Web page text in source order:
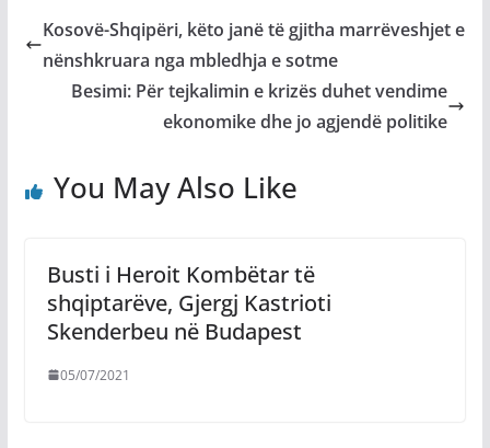
Kosovë-Shqipëri, këto janë të gjitha marrëveshjet e
nënshkruara nga mbledhja e sotme
Besimi: Për tejkalimin e krizës duhet vendime
ekonomike dhe jo agjendë politike
You May Also Like
Busti i Heroit Kombëtar të
shqiptarëve, Gjergj Kastrioti
Skenderbeu në Budapest
05/07/2021